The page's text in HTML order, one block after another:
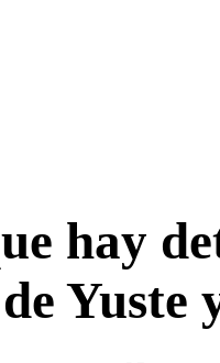
hay
Yuste